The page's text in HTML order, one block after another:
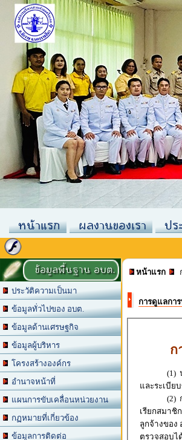
หน้าแรก ผลงานของเรา ป
ข้อมูลพื้นฐาน อบต.
ประวัติความเป็นมา
ข้อมูลทั่วไปของ อบต.
ข้อมูลด้านเศรษฐกิจ
ข้อมูลผู้บริหาร
โครงสร้างองค์กร
อำนาจหน้าที่
แผนการขับเคลื่อนหน่วยงาน
กฏหมายที่เกี่ยวข้อง
ข้อมูลการติดต่อ
หน้าแรก
การดูแลกา
ก
(1)
และระเบีย
(2) การป
เรียกสมาชิ
ลูกจ้างของ
ตรวจสอบไ